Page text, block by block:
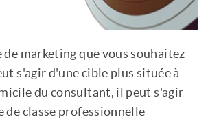
marketing que vous souhaitez
s'agir d'une cible plus située à
du consultant, il peut s'agir
de classe professionnelle